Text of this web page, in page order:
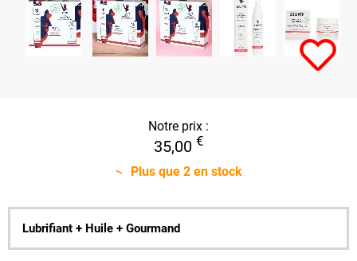
Notre prix :
35,00 €
Plus que 2en stock
Lubrifiant + Huile + Gourmand